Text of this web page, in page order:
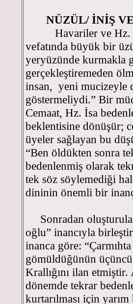
NÜZÜL/ İNİŞ
Havariler ve Hz.
vefatında büyük bir
yeryüzünde kurmakla
gerçekleştiremeden
insan, yeni mucizeyle
göstermeliydi.” Bir
Cemaat, Hz. İsa
beklentisine dönüşür;
üyeler sağlayan bu
“Ben öldükten sonra
bedenlenmiş olarak
tek söz söylemediği
dininin önemli bir
Sonradan
oğlu” inancıyla
inanca göre:
gömüldüğünün
Krallığını ilan
dönemde tekrar
kurtarılması için